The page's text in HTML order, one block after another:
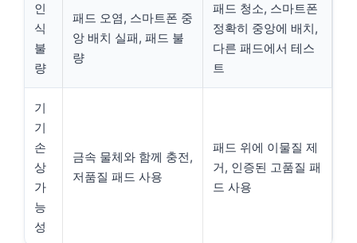
인
식
불
량
패드 오염, 스마트폰 중
앙 배치 실패, 패드 불
량
패드 청소, 스마트폰
정확히 중앙에 배치,
다른 패드에서 테스
트
기
기
손
상
가
능
성
금속 물체와 함께 충전,
저품질 패드 사용
패드 위에 이물질 제
거, 인증된 고품질 패
드 사용